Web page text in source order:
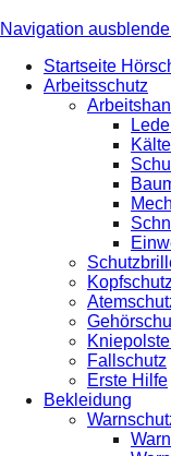
Navigation
Startseite
Arbeitsschutz
Kopfschutz
Fallschutz
Erste Hilfe
Bekleidung